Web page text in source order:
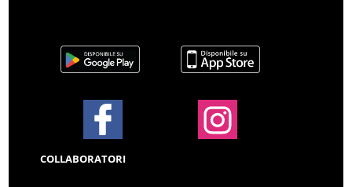
COLLABORATORI